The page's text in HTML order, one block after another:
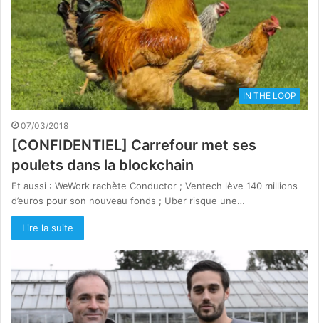
IN THE LOOP
07/03/2018
[CONFIDENTIEL] Carrefour met ses
poulets dans la blockchain
Et aussi : WeWork rachète Conductor ; Ventech lève 140 millions
d’euros pour son nouveau fonds ; Uber risque une…
Lire la suite